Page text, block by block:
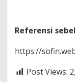
Referensi
https://
Post Views: